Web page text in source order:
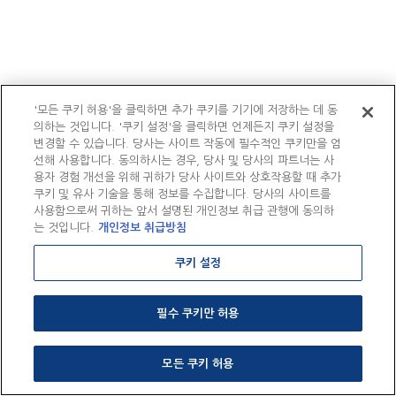
'모든 쿠키 허용'을 클릭하면 추가 쿠키를 기기에 저장하는 데 동
의하는 것입니다. '쿠키 설정'을 클릭하면 언제든지 쿠키 설정을
변경할 수 있습니다. 당사는 사이트 작동에 필수적인 쿠키만을 엄
선해 사용합니다. 동의하시는 경우, 당사 및 당사의 파트너는 사
용자 경험 개선을 위해 귀하가 당사 사이트와 상호작용할 때 추가
쿠키 및 유사 기술을 통해 정보를 수집합니다. 당사의 사이트를
사용함으로써 귀하는 앞서 설명된 개인정보 취급 관행에 동의하
는 것입니다.
개인정보 취급방침
쿠키 설정
필수 쿠키만 허용
모든 쿠키 허용